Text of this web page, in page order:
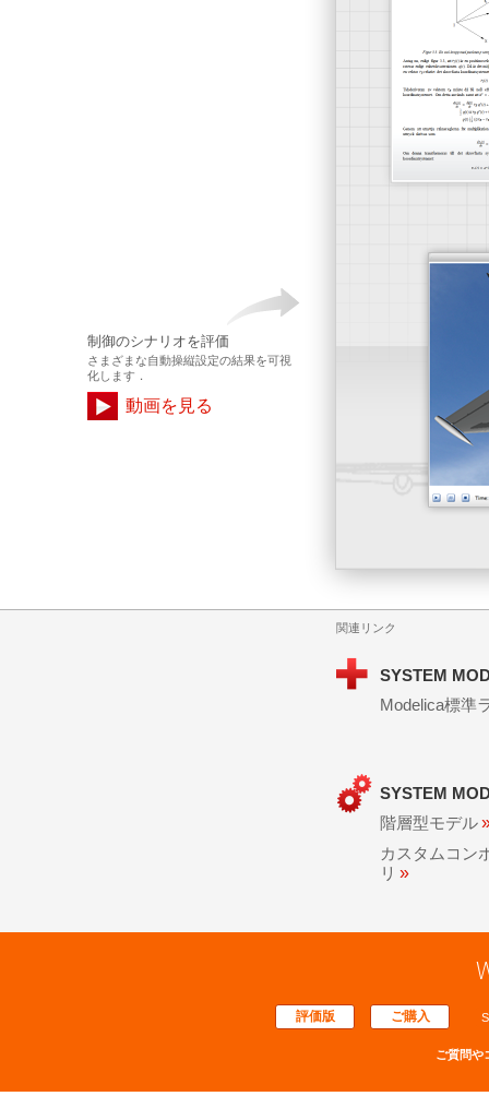
制御のシナリオを評価
さまざまな自動操縦設定の結果を可視
化します．
動画を見る
関連リンク
SYSTEM
Modelica標準
SYSTEM
階層型モデル
カスタムコン
リ »
評価版 ご購入
ご質問や